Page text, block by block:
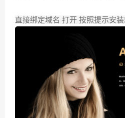
直接绑定域名 打开 按照提示安